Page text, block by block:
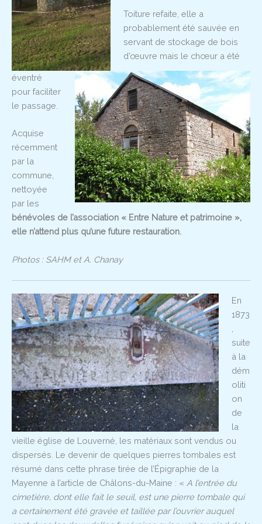
Toiture refaite, elle a
probablement été sauvée en
servant de stockage de bois
d’œuvre mais le chœur a été
éventré
pour faciliter
le passage.
Acquise
récemment
par la
commune,
nettoyée
par les
bénévoles de l’association « Entre Nature et patrimoine »,
elle n’attend plus qu’une future restauration.
Photos : SAHM et A. Chanay
En
1873
suite
à la
dém
oliti
on
de
la
vieille église de Louverné, les matériaux sont vendus ou
dispersés. Le devenir de quelques pierres tombales est
résumé dans cette phrase tirée de l’Épigraphie de la
Mayenne à l’article de Châlons-du-Maine : « A l’entrée du
cimetière, dont elle fait le seuil, est une pierre tombale qui
a certainement été gravée et taillée par l’ouvrier auquel